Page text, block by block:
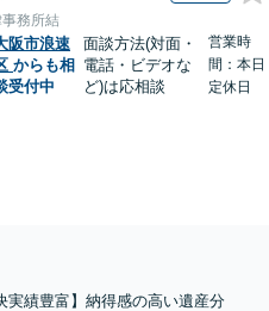
務所結
阪市浪速
からも相
受付中
面談方法(対面・
電話・ビデオな
ど)は応相談
営業時
間：本日
定休日
実績豊富】納得感の高い遺産分